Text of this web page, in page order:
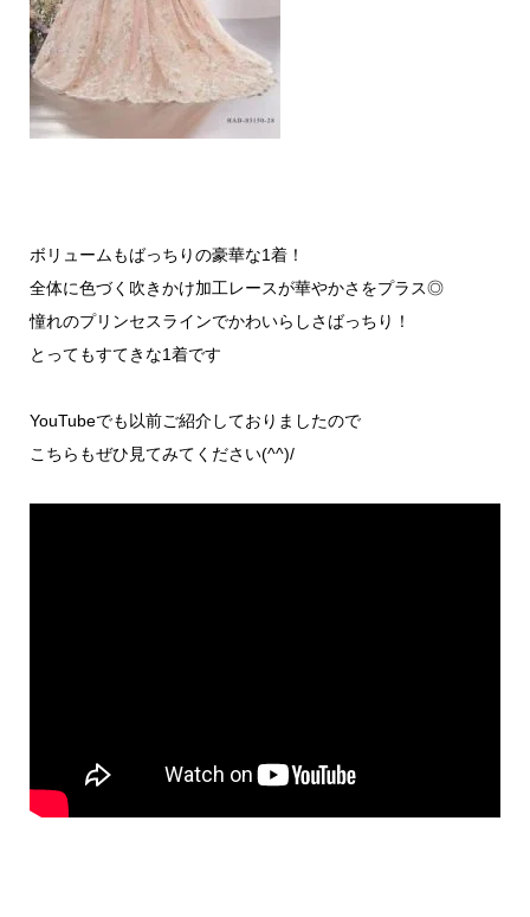
ボリュームもばっちりの豪華な1着！
全体に色づく吹きかけ加工レースが華やかさをプラス◎
憧れのプリンセスラインでかわいらしさばっちり！
とってもすてきな1着です
YouTubeでも以前ご紹介しておりましたので
こちらもぜひ見てみてください(^^)/